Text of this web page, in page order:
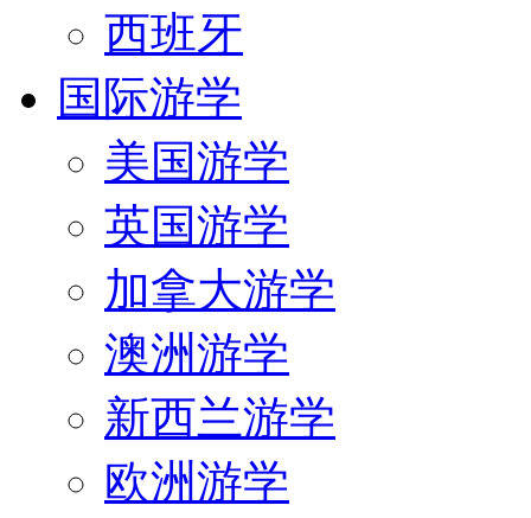
西班牙
国际游学
美国游学
英国游学
加拿大游学
澳洲游学
新西兰游学
欧洲游学